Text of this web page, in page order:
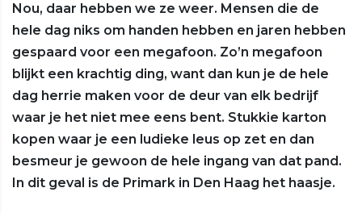
Nou, daar hebben we ze weer. Mensen die de
hele dag niks om handen hebben en jaren hebben
gespaard voor een megafoon. Zo’n megafoon
blijkt een krachtig ding, want dan kun je de hele
dag herrie maken voor de deur van elk bedrijf
waar je het niet mee eens bent. Stukkie karton
kopen waar je een ludieke leus op zet en dan
besmeur je gewoon de hele ingang van dat pand.
In dit geval is de Primark in Den Haag het haasje.